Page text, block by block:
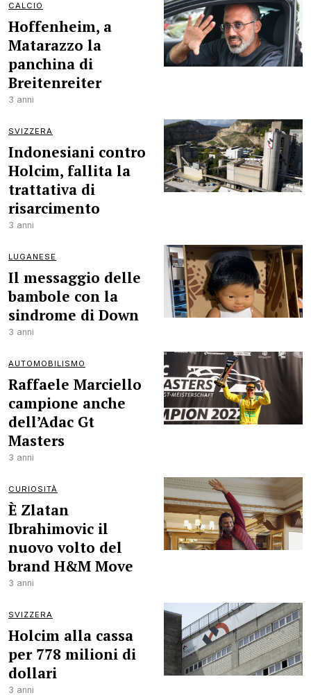
CALCIO
Hoffenheim, a
Matarazzo la
panchina di
Breitenreiter
3 anni
SVIZZERA
Indonesiani contro
Holcim, fallita la
trattativa di
risarcimento
3 anni
LUGANESE
Il messaggio delle
bambole con la
sindrome di Down
3 anni
AUTOMOBILISMO
Raffaele Marciello
campione anche
dell’Adac Gt
Masters
3 anni
CURIOSITÀ
È Zlatan
Ibrahimovic il
nuovo volto del
brand H&M Move
3 anni
SVIZZERA
Holcim alla cassa
per 778 milioni di
dollari
3 anni